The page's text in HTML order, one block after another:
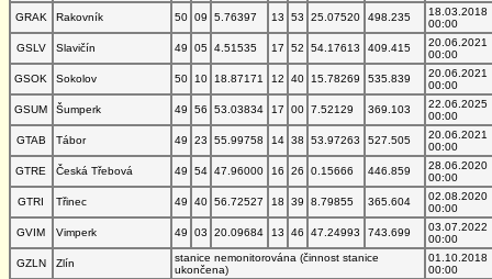
GRAK
Rakovník 50 09 5.76397 13 53 25.07520 498.235
18.03.2018
00:00
GSLV
Slavičín 49 05 4.51535 17 52 54.17613 409.415
20.06.2021
00:00
GSOK
Sokolov 50 10 18.87171 12 40 15.78269 535.839
20.06.2021
00:00
GSUM
Šumperk 49 56 53.03834 17 00 7.52129 369.103
22.06.2025
00:00
GTAB
Tábor 49 23 55.99758 14 38 53.97263 527.505
20.06.2021
00:00
GTRE
Česká Třebová 49 54 47.96000 16 26 0.15666 446.859
28.06.2020
00:00
GTRI
Třinec 49 40 56.72527 18 39 8.79855 365.604
02.08.2020
00:00
GVIM
Vimperk 49 03 20.09684 13 46 47.24993 743.699
03.07.2022
00:00
GZLN
Zlín
stanice nemonitorována (činnost stanice
ukončena)
01.10.2018
00:00